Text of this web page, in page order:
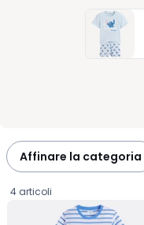
Affinare la categoria
4 articoli